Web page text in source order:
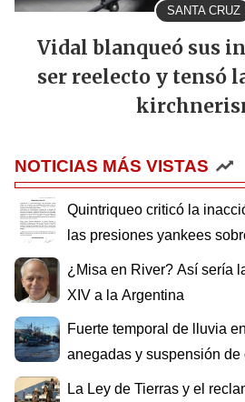
SANTA CRUZ
Vidal blanqueó sus
ser reelecto y tensó
NOTICIAS MÁS VISTAS
Quintriqueo criticó la
las presiones yankees
¿Misa en River? Así sería
XIV a la Argentina
Fuerte temporal de lluvia
anegadas y suspensión de
La Ley de Tierras y el